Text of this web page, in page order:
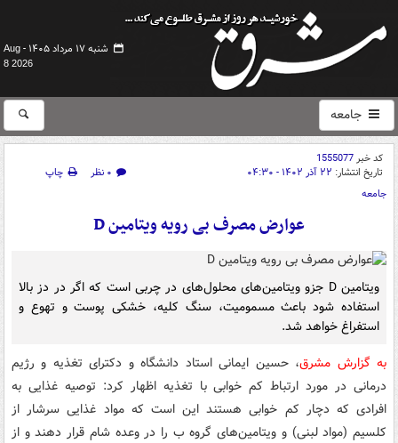
شنبه ۱۷ مرداد ۱۴۰۵ -
Aug
8 2026
جامعه
کد خبر1555077
تاریخ انتشار: ۲۲ آذر ۱۴۰۲ - ۰۴:۳۰ ۰ نظر
چاپ
جامعه
عوارض مصرف بی رویه ویتامین D
ویتامین D جزو ویتامین‌های محلول‌های در چربی است که اگر در دز بالا
استفاده شود باعث مسمومیت، سنگ کلیه، خشکی پوست و تهوع و
استفراغ خواهد شد.
به گزارش مشرق، حسین ایمانی استاد دانشگاه و دکترای تغذیه و رژیم
درمانی در مورد ارتباط کم خوابی با تغذیه اظهار کرد: توصیه غذایی به
افرادی که دچار کم خوابی هستند این است که مواد غذایی سرشار از
کلسیم (مواد لبنی) و ویتامین‌های گروه ب را در وعده شام قرار دهند و از